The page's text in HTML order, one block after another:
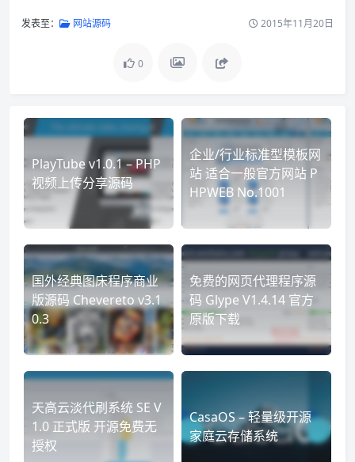
发表至： 网站源码 2015年11月20日
0
PlayTube v1.0.1 – PHP
视频上传分享源码
企业/行业标准型模板网
站 适合一般官方网站 P
HPWEB No.1001
国外经典图床程序商业
版源码 Chevereto v3.1
0.3
免费的网页代理程序源
码 Glype V1.4.14 官方
原版下载
天高云淡代刷系统 SE V
1.0 正式版 开源免费无
授权
CasaOS – 轻量级开源
家庭云存储系统